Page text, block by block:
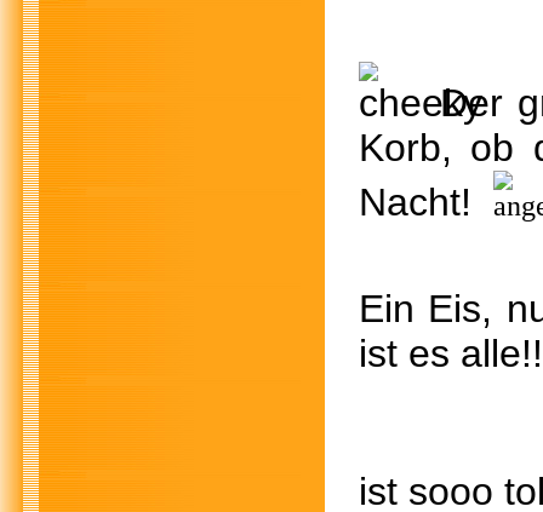
Der
Korb,
Nacht!
Ein Eis,
ist es
ist sooo